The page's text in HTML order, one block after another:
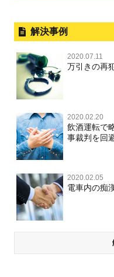
解決事例
2020.07.11
万引きの再
2020.02.20
飲酒運転で
事裁判を回
2020.02.05
電車内の痴